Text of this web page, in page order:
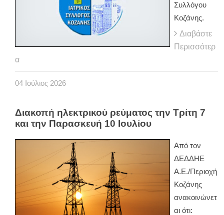
Συλλόγου
Κοζάνης.
Διαβάστε
Περισσότερ
α
04 Ιούλιος 2026
Διακοπή ηλεκτρικού ρεύματος την Τρίτη 7
και την Παρασκευή 10 Ιουλίου
Από τον
ΔΕΔΔΗΕ
Α.Ε./Περιοχή
Κοζάνης
ανακοινώνετ
αι ότι: